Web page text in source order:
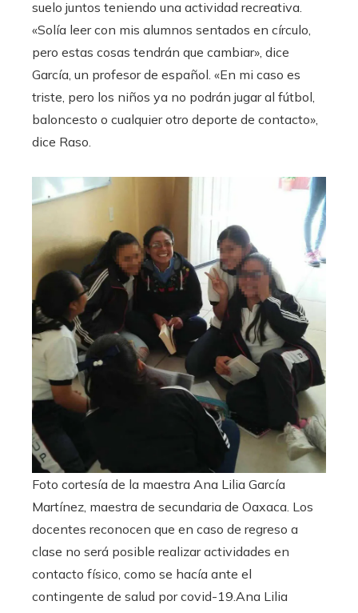
suelo juntos teniendo una actividad recreativa.
«Solía ​​leer con mis alumnos sentados en círculo,
pero estas cosas tendrán que cambiar», dice
García, un profesor de español. «En mi caso es
triste, pero los niños ya no podrán jugar al fútbol, ​​
baloncesto o cualquier otro deporte de contacto»,
dice Raso.
Foto cortesía de la maestra Ana Lilia García
Martínez, maestra de secundaria de Oaxaca. Los
docentes reconocen que en caso de regreso a
clase no será posible realizar actividades en
contacto físico, como se hacía ante el
contingente de salud por covid-19. Ana Lilia